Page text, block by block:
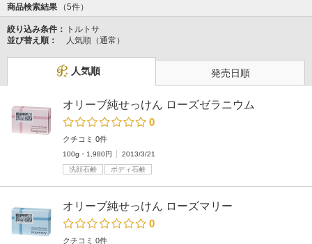
商品検索結果 （5件）
絞り込み条件：
トルトサ
並び替え順：
人気順（通常）
人気順 発売日順
オリーブ純せっけん ローズゼラニウム
0
クチコミ 0件
100g・1,980円
2013/3/21
洗顔石鹸
ボディ石鹸
オリーブ純せっけん ローズマリー
0
クチコミ 0件